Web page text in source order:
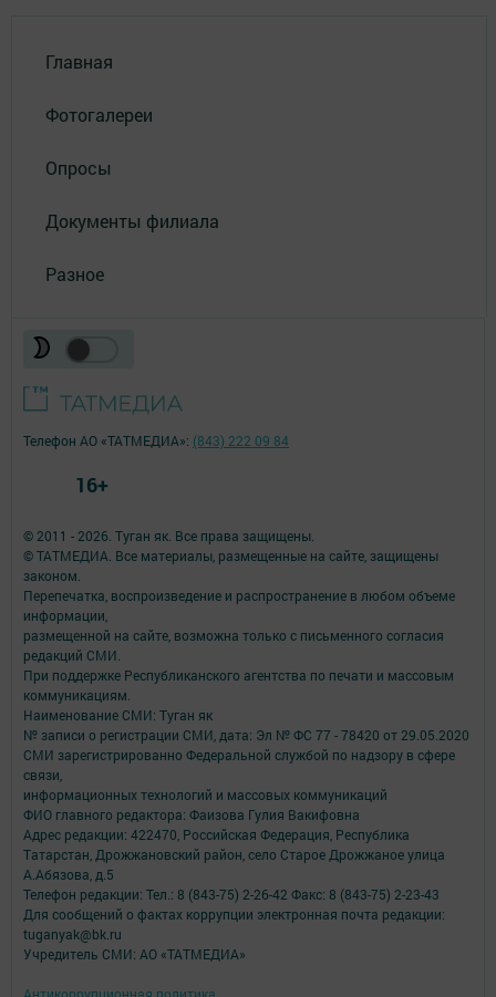
Главная
Фотогалереи
Опросы
Документы филиала
Разное
© 2011 - 2026. Туган як. Все права защищены.
© ТАТМЕДИА. Все материалы, размещенные на сайте, защищены
законом.
Перепечатка, воспроизведение и распространение в любом объеме
информации,
размещенной на сайте, возможна только с письменного согласия
редакций СМИ.
При поддержке Республиканского агентства по печати и массовым
коммуникациям.
Наименование СМИ: Туган як
№ записи о регистрации СМИ, дата: Эл № ФС 77 - 78420 от 29.05.2020
СМИ зарегистрированно Федеральной службой по надзору в сфере
связи,
информационных технологий и массовых коммуникаций
ФИО главного редактора: Фаизова Гулия Вакифовна
Адрес редакции: 422470, Российская Федерация, Республика
Татарстан, Дрожжановский район, село Старое Дрожжаное улица
А.Абязова, д.5
Телефон редакции: Тел.: 8 (843-75) 2-26-42 Факс: 8 (843-75) 2-23-43
Для сообщений о фактах коррупции электронная почта редакции:
tuganyak@bk.ru
Учредитель СМИ: АО «ТАТМЕДИА»
Антикоррупционная политика
Телефон АО «ТАТМЕДИА»: (843) 222 09 84
16+